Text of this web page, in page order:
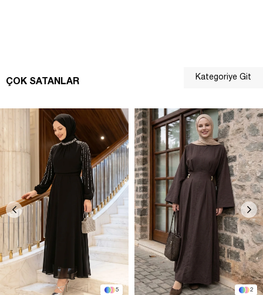
ÇOK SATANLAR
5 2
Kategoriye Git